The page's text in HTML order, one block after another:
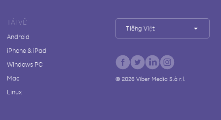
TẢI VỀ
Android
iPhone & iPad
Windows PC
Mac
Linux
Tiếng Việt
© 2026Viber Media S.à r.l.